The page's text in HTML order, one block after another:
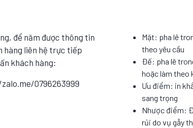
để năm được thông tin
hàng liên hệ trực tiếp
khách hàng:
0796263999
Mặt: pha lê
theo yêu cầu
Đế: pha lê
hoặc làm theo
Ưu điểm: in
sang trọng
Nhược điểm:
rủi do vụ gẫy